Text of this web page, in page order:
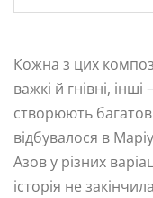
Кожна з цих
важкі й гнівні,
створюють
відбувалося в
Азов у різних
історія не